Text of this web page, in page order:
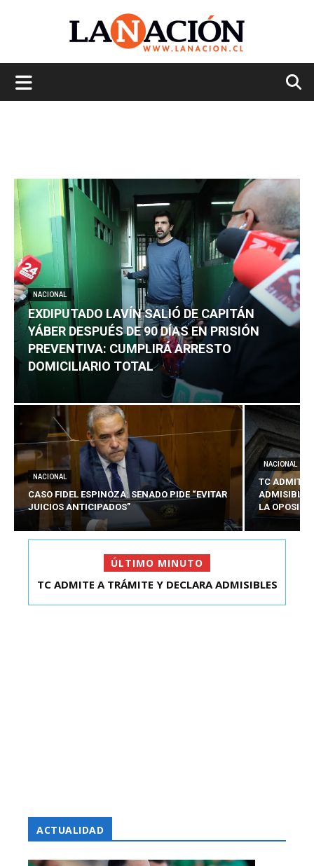
NACIONAL
EXDIPUTADO LAVÍN SALIÓ DE CAPITÁN
YÁBER DESPUÉS DE 90 DÍAS EN PRISIÓN
PREVENTIVA: CUMPLIRÁ ARRESTO
DOMICILIARIO TOTAL
NACIONAL
CASO FIDEL ESPINOZA: SENADO PIDE “EVITAR
JUICIOS ANTICIPADOS”
NACIONAL
TC ADMITE
ADMISIBLES
LA
ÚLTIMO MINUTO
EXDIPUTADO LAVÍN SALIÓ DE CAPITÁN YÁBER
TC ADMITE A TRÁMITE Y DECLARA ADMISIBLES
ACTUALIDAD